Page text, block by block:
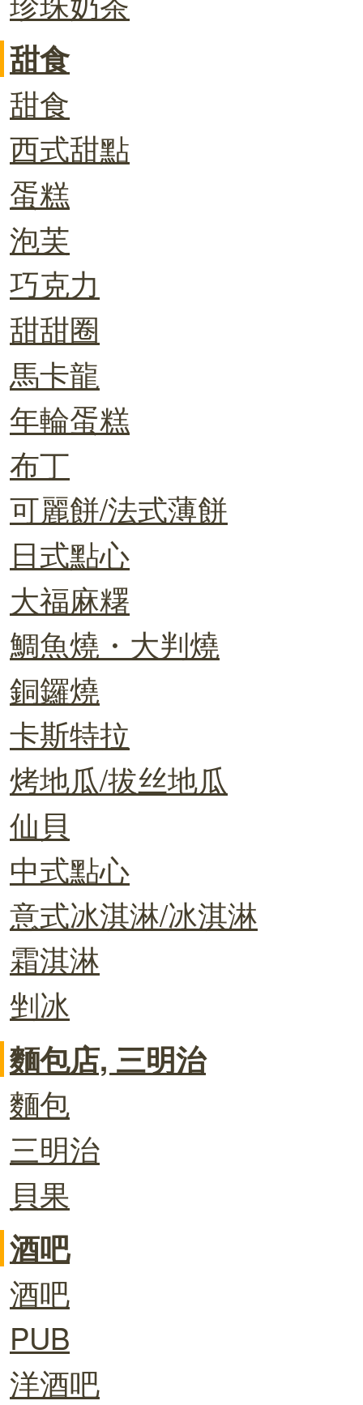
甜食
甜食
西式甜點
蛋糕
泡芙
巧克力
甜甜圈
馬卡龍
年輪蛋糕
布丁
可麗餅/法式薄餅
日式點心
大福麻糬
鯛魚燒・大判燒
銅鑼燒
卡斯特拉
烤地瓜/拔丝地瓜
仙貝
中式點心
意式冰淇淋/冰淇淋
霜淇淋
剉冰
麵包店, 三明治
麵包
三明治
貝果
酒吧
酒吧
PUB
洋酒吧